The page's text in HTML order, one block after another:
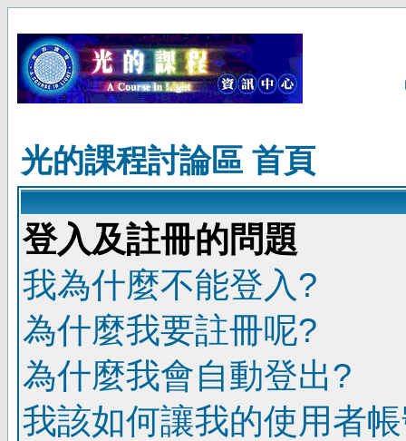
光的課程討論區 首頁
登入及註冊的問題
我為什麼不能登入?
為什麼我要註冊呢?
為什麼我會自動登出?
我該如何讓我的使用者